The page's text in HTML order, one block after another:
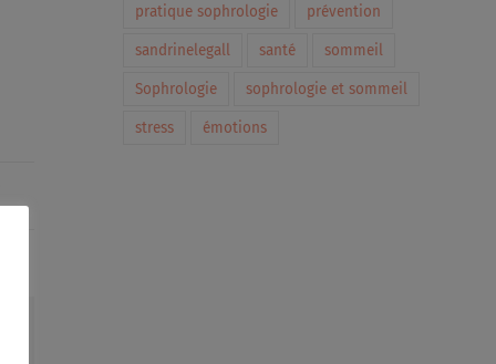
pratique sophrologie prévention
sandrinelegall santé sommeil
Sophrologie sophrologie et sommeil
stress émotions